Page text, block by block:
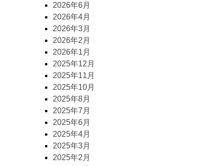
2026年6月
2026年4月
2026年3月
2026年2月
2026年1月
2025年12月
2025年11月
2025年10月
2025年8月
2025年7月
2025年6月
2025年4月
2025年3月
2025年2月